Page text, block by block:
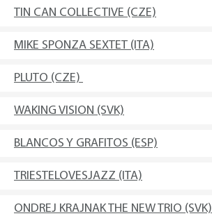
TIN CAN COLLECTIVE (CZE)
MIKE SPONZA SEXTET (ITA)
PLUTO (CZE)
WAKING VISION (SVK)
BLANCOS Y GRAFITOS (ESP)
TRIESTELOVESJAZZ (ITA)
ONDREJ KRAJNAK THE NEW TRIO (SVK)